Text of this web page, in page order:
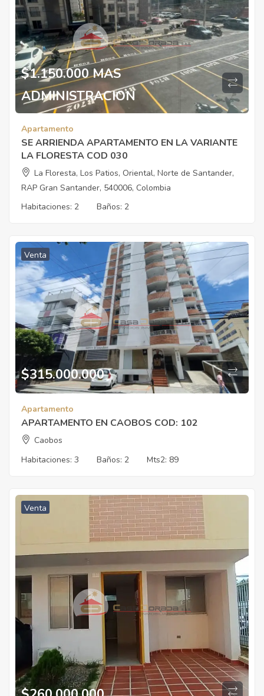
$1.150.000 MAS
ADMINISTRACION
Apartamento
SE ARRIENDA APARTAMENTO EN LA VARIANTE
LA FLORESTA COD 030
La Floresta, Los Patios, Oriental, Norte de Santander,
RAP Gran Santander, 540006, Colombia
Habitaciones: 2 Baños: 2
Venta
$315.000.000
Apartamento
APARTAMENTO EN CAOBOS COD: 102
Caobos
Habitaciones: 3 Baños: 2 Mts2: 89
Venta